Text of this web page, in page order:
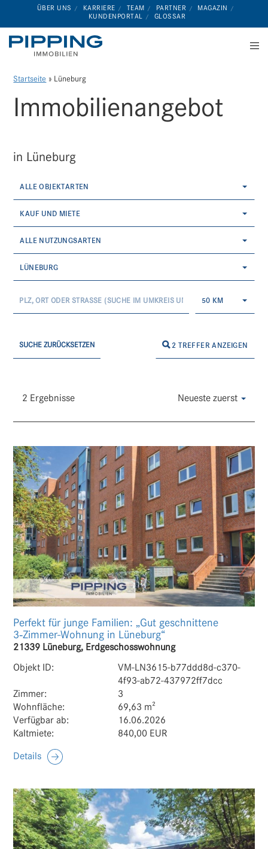
ÜBER UNS KARRIERE TEAM PARTNER
MAGAZIN
KUNDENPORTAL
GLOSSAR
Startseite » Lüneburg
Immobilien­angebot
in Lüneburg
ALLE OBJEKTARTEN
KAUF UND MIETE
ALLE NUTZUNGSARTEN
LÜNEBURG
50 KM
2 TREFFER ANZEIGEN
SUCHE ZURÜCKSETZEN
2 Ergebnisse Neueste zuerst
Perfekt für junge Familien: „Gut geschnittene
3‑Zimmer-Wohnung in Lüneburg“
21339 Lüneburg, Erdgeschosswohnung
Objekt ID:
VM-LN3615-b77ddd8d-c370-
4f93-ab72-437972ff7dcc
Zimmer:
3
Wohnfläche:
69,63 m²
Verfügbar ab:
16.06.2026
Kaltmiete:
840,00 EUR
Details